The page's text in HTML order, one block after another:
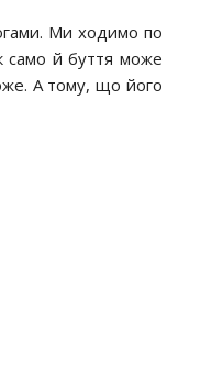
Ми ходимо по
само й буття може
А тому, що його